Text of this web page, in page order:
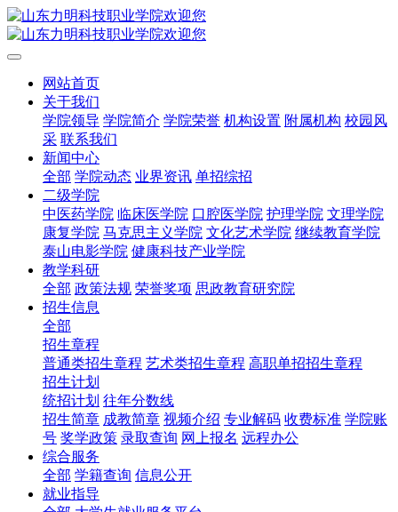
网站首页
关于我们
学院领导 学院简介 学院荣誉 机构设置 附属机构 校园风
采 联系我们
新闻中心
全部 学院动态 业界资讯 单招综招
二级学院
中医药学院 临床医学院 口腔医学院 护理学院 文理学院
康复学院 马克思主义学院 文化艺术学院 继续教育学院
泰山电影学院 健康科技产业学院
教学科研
全部 政策法规 荣誉奖项 思政教育研究院
招生信息
全部
招生章程
普通类招生章程 艺术类招生章程 高职单招招生章程
招生计划
统招计划 往年分数线
招生简章 成教简章 视频介绍 专业解码 收费标准 学院账
号 奖学政策 录取查询 网上报名 远程办公
综合服务
全部 学籍查询 信息公开
就业指导